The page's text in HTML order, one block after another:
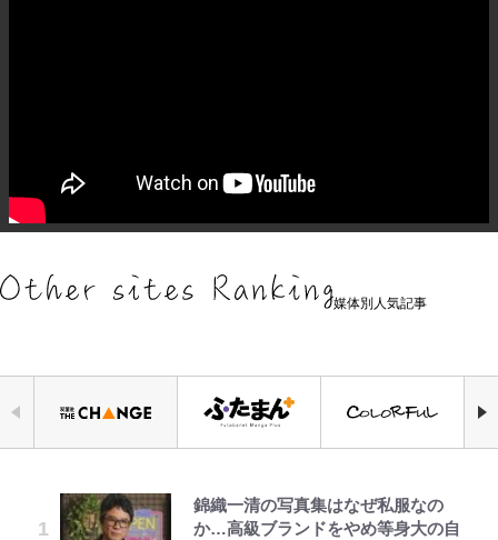
媒体別人気記事
錦織一清の写真集はなぜ私服なの
か…高級ブランドをやめ等身大の自
ファミマと『VIVANT』第2シーズ
ンのコラボがスタート！ “別班饅
空の轍と大地の雲と 第1回
｢お土産最高すぎ笑｣｢どうやって入
手？｣ブライトン帰還の三笘薫、同
「危ない」「やめて」第1子妊娠中
の田中みな実、ゴリゴリヒール着用
公式-だって、あなたが浮気をした
から 第9話(1)
荒々しい「火山帯」の一端にいるこ
とを体感！ 登頂約10分でも大迫力
でっかい男になりたいゾ